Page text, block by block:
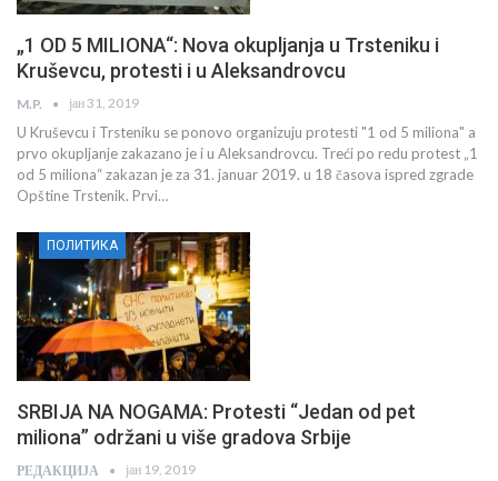
„1 OD 5 MILIONA“: Nova okupljanja u Trsteniku i
Kruševcu, protesti i u Aleksandrovcu
M.P. јан 31, 2019
U Kruševcu i Trsteniku se ponovo organizuju protesti "1 od 5 miliona" a
prvo okupljanje zakazano je i u Aleksandrovcu. Treći po redu protest „1
od 5 miliona“ zakazan je za 31. januar 2019. u 18 časova ispred zgrade
Opštine Trstenik. Prvi…
ПОЛИТИКА
SRBIJA NA NOGAMA: Protesti “Jedan od pet
miliona” održani u više gradova Srbije
РЕДАКЦИЈА јан 19, 2019